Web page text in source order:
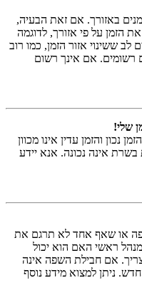
באזורך. אם זאת הבעיה,
הזמן על פי אזורך, לדוגמה
לב ששינוי אזור הזמן, כמו רוב
רשומים. אם אינך רשום
שלי!
והזמן עדין אינו מכוון
אינה נכונה. אנא יידע
או שאף אחד לא תרגם את
ראשי האם הוא יכול
אם חבילת השפה אינה
ניתן למצוא מידע נוסף